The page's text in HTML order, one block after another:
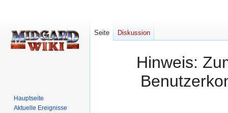
Hinweis:
Seite Diskussion
Hauptseite
Aktuelle Ereignisse